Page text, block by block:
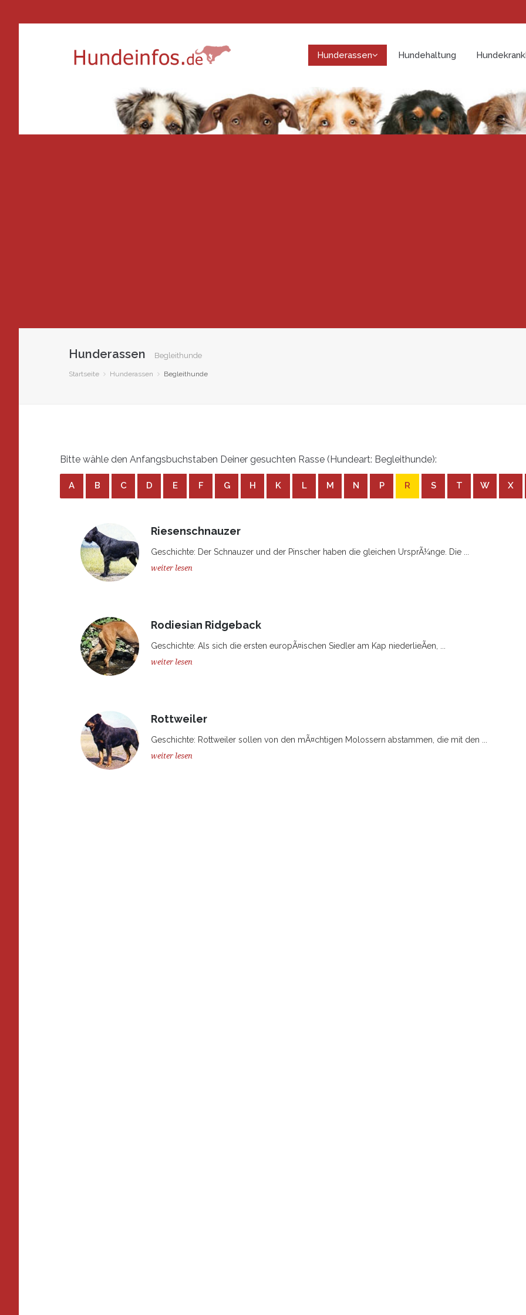
Hunderassen Hundehaltung
Hunderassen Begleithunde
Startseite Hunderassen Begleithunde
Bitte wähle den Anfangsbuchstaben Deiner gesuchten Rasse (Hundeart: Begleithunde):
A B C D E F G H K L M N P R S T W X
Riesenschnauzer
Geschichte: Der Schnauzer und der Pinscher haben die gleichen UrsprÃ¼nge. Die ...
weiter lesen
Rodiesian Ridgeback
Geschichte: Als sich die ersten europÃ¤ischen Siedler am Kap niederlieÃen, ...
weiter lesen
Rottweiler
Geschichte: Rottweiler sollen von den mÃ¤chtigen Molossern abstammen, die mit den ...
weiter lesen